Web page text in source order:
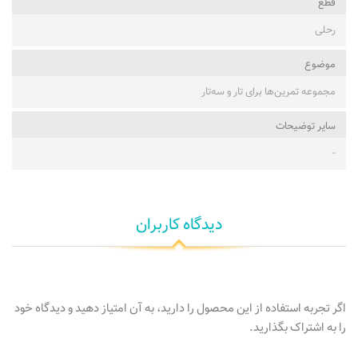
قطع
رحلی
موضوع
مجموعه تمرین‌ها برای تار و سه‌تار
ساير توضيحات
-
دیدگاه کاربران
اگر تجربه استفاده از این محصول را دارید، به آن امتیاز دهید و دیدگاه خود
را به اشتراک بگذارید.